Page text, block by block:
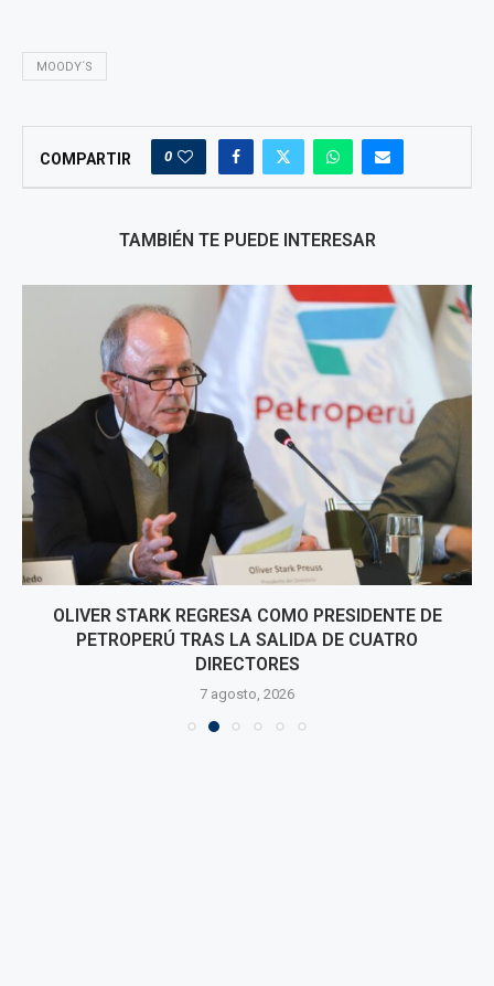
MOODY´S
COMPARTIR 0
TAMBIÉN TE PUEDE INTERESAR
OLIVER STARK REGRESA COMO PRESIDENTE DE
PETROPERÚ TRAS LA SALIDA DE CUATRO
DIRECTORES
7 agosto, 2026